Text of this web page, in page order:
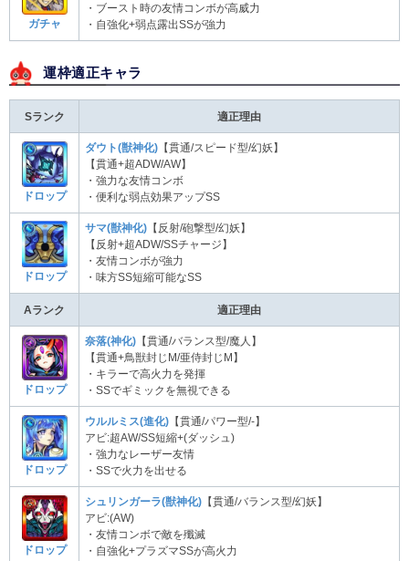
ガチャ
・ブースト時の友情コンボが高威力
・自強化+弱点露出SSが強力
運枠適正キャラ
Sランク 適正理由
ドロップ
ダウト(獣神化) 【貫通/スピード型/幻妖】
【貫通+超ADW/AW】
・強力な友情コンボ
・便利な弱点効果アップSS
ドロップ
サマ(獣神化) 【反射/砲撃型/幻妖】
【反射+超ADW/SSチャージ】
・友情コンボが強力
・味方SS短縮可能なSS
Aランク 適正理由
ドロップ
奈落(神化) 【貫通/バランス型/魔人】
【貫通+鳥獣封じM/亜侍封じM】
・キラーで高火力を発揮
・SSでギミックを無視できる
ドロップ
ウルルミス(進化) 【貫通/パワー型/-】
アビ:超AW/SS短縮+(ダッシュ)
・強力なレーザー友情
・SSで火力を出せる
ドロップ
シュリンガーラ(獣神化) 【貫通/バランス型/幻妖】
アビ:(AW)
・友情コンボで敵を殲滅
・自強化+プラズマSSが高火力